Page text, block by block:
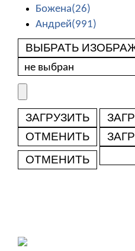
Божена(26)
Андрей(991)
ВЫБРАТЬ
ЗАГРУЗИТЬ
ОТМЕНИТЬ
ОТМЕНИТЬ